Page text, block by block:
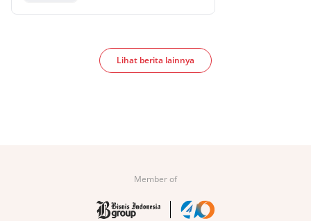
Lihat berita lainnya
Member of